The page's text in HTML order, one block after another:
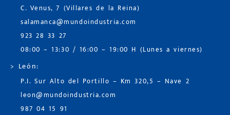
C. Venus, 7 (Villares de la Reina)
salamanca@mundoindustria.com
923 28 33 27
08:00 – 13:30 / 16:00 – 19:00 H (Lunes a viernes)
> León:
P.I. Sur Alto del Portillo – Km 320,5 – Nave 2
leon@mundoindustria.com
987 04 15 91